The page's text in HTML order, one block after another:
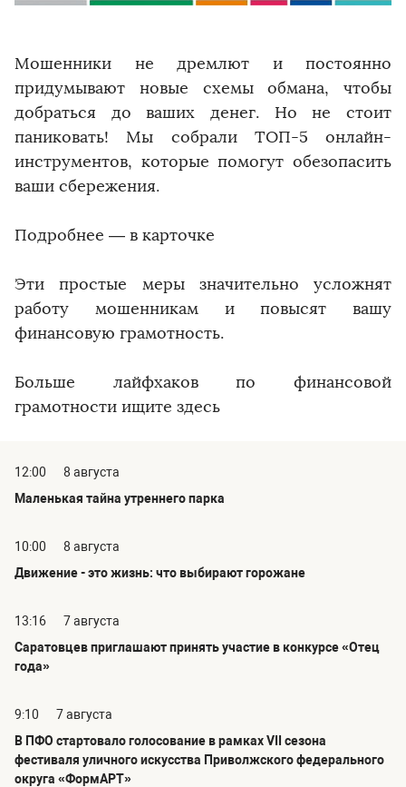
Мошенники не дремлют и постоянно
придумывают новые схемы обмана, чтобы
добраться до ваших денег. Но не стоит
паниковать! Мы собрали ТОП-5 онлайн-
инструментов, которые помогут обезопасить
ваши сбережения.
Подробнее — в карточке
Эти простые меры значительно усложнят
работу мошенникам и повысят вашу
финансовую грамотность.
Больше лайфхаков по финансовой
грамотности ищите здесь
12:00
8 августа
Маленькая тайна утреннего парка
10:00
8 августа
Движение - это жизнь: что выбирают горожане
13:16
7 августа
Саратовцев приглашают принять участие в конкурсе «Отец
года»
9:10
7 августа
В ПФО стартовало голосование в рамках VII сезона
фестиваля уличного искусства Приволжского федерального
округа «ФормАРТ»